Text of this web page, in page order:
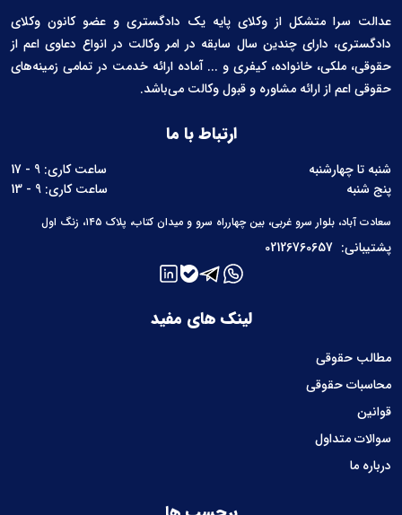
عدالت سرا متشکل از وکلای پایه یک دادگستری و عضو کانون وکلای
دادگستری، دارای چندین سال سابقه در امر وکالت در انواع دعاوی اعم از
حقوقی، ملکی، خانواده، کیفری و ... آماده ارائه خدمت در تمامی زمینه‌های
حقوقی اعم از ارائه مشاوره و قبول وکالت می‌باشد.
لینک های مفید
مطالب حقوقی
محاسبات حقوقی
قوانین
سوالات متداول
درباره ما
ارتباط با ما
شنبه تا چهارشنبه
ساعت کاری: 9 - 17
پنج شنبه
ساعت کاری: 9 - 13
سعادت آباد، بلوار سرو غربی، بین چهارراه سرو و میدان کتاب، پلاک ۱۴۵، زنگ اول
پشتیبانی: 02126760657